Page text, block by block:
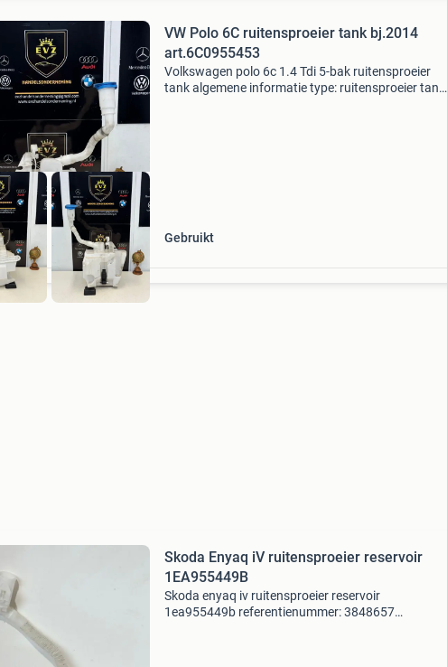
VW Polo 6C ruitensproeier tank bj.2014
art.6C0955453
Volkswagen polo 6c 1.4 Tdi 5-bak ruitensproeier
tank algemene informatie type: ruitensproeier tank
Gebruikt
Skoda Enyaq iV ruitensproeier reservoir
1EA955449B
Skoda enyaq iv ruitensproeier reservoir
1ea955449b referentienummer: 3848657